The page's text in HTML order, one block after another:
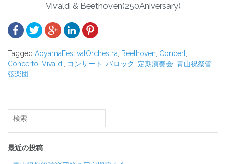
Vivaldi & Beethoven(250Aniversary)
Tagged AoyamaFestivalOrchestra, Beethoven, Concert,
Concerto, Vivaldi, コンサート , バロック, 定期演奏会, 青山祝祭管
弦楽団
稿
ナ
ビ
ゲ
索:
最近の投稿